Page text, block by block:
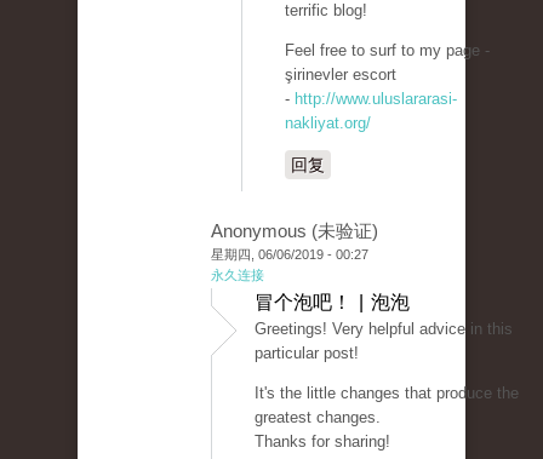
terrific blog!
Feel free to surf to my page -
şirinevler escort
- http://www.uluslararasi-
nakliyat.org/
回复
Anonymous (未验证)
星期四, 06/06/2019 - 00:27
永久连接
冒个泡吧！ | 泡泡
Greetings! Very helpful advice in this
particular post!
It's the little changes that produce the
greatest changes.
Thanks for sharing!